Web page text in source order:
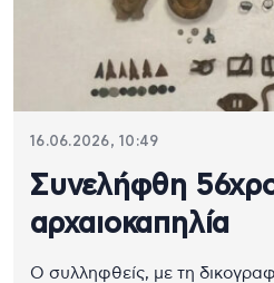
16.06.2026, 10:49
Συνελήφθη
αρχαιοκαπηλία
Ο συλληφθείς, με τη